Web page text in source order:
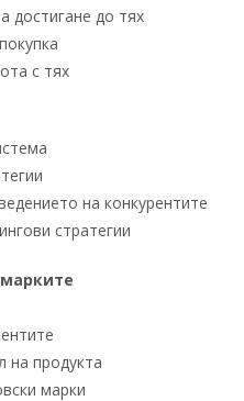
достигане до тях
с тях
на конкурентите
стратегии
на продукта
марки